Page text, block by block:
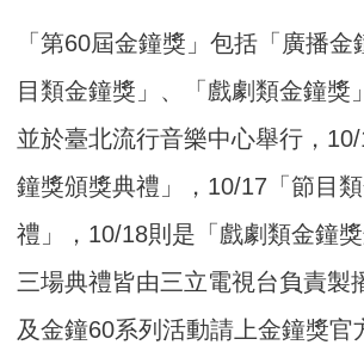
「第60屆金鐘獎」包括「廣播
目類金鐘獎」、「戲劇類金鐘獎
並於臺北流行音樂中心舉行，
鐘獎頒獎典禮」，10/17「節目
禮」，10/18則是「戲劇類金鐘獎
三場典禮皆由三立電視台負責製
及金鐘60系列活動請上金鐘獎官